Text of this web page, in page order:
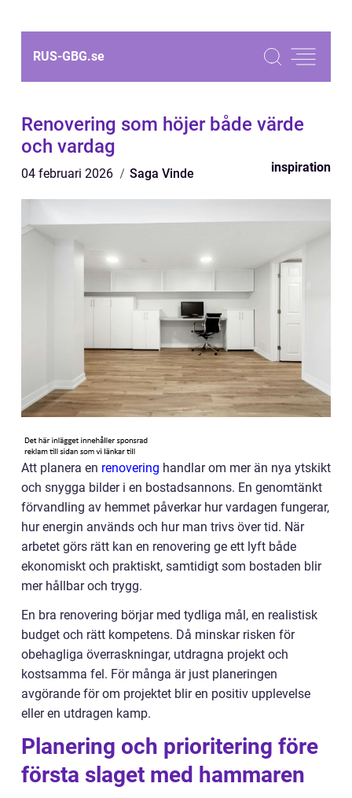
RUS-GBG.se
Renovering som höjer både värde
och vardag
04 februari 2026 Saga Vinde inspiration
Att planera en renovering handlar om mer än nya ytskikt
och snygga bilder i en bostadsannons. En genomtänkt
förvandling av hemmet påverkar hur vardagen fungerar,
hur energin används och hur man trivs över tid. När
arbetet görs rätt kan en renovering ge ett lyft både
ekonomiskt och praktiskt, samtidigt som bostaden blir
mer hållbar och trygg.
En bra renovering börjar med tydliga mål, en realistisk
budget och rätt kompetens. Då minskar risken för
obehagliga överraskningar, utdragna projekt och
kostsamma fel. För många är just planeringen
avgörande för om projektet blir en positiv upplevelse
eller en utdragen kamp.
Planering och prioritering före
första slaget med hammaren